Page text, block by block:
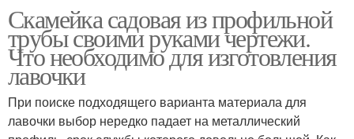
Скамейка садовая из профильной
трубы своими руками чертежи.
Что необходимо для изготовления
лавочки
При поиске подходящего варианта материала для
лавочки выбор нередко падает на металлический